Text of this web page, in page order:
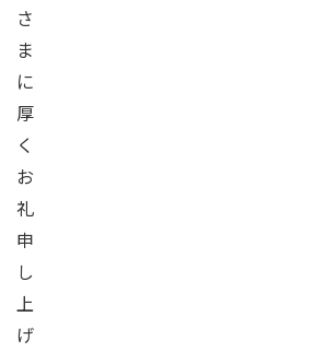
さ
ま
に
厚
く
お
礼
申
し
上
げ